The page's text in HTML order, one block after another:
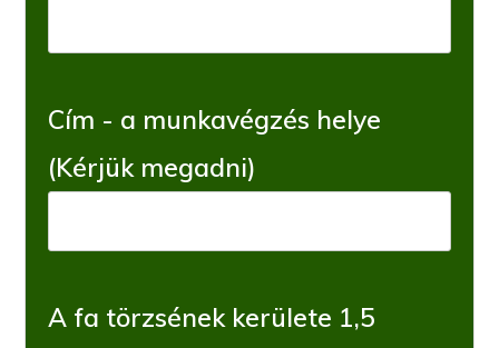
Cím - a munkavégzés helye
(Kérjük megadni)
A fa törzsének kerülete 1,5